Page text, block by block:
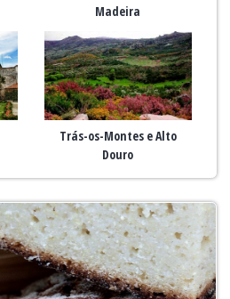
Madeira
Trás-os-Montes e Alto
Douro